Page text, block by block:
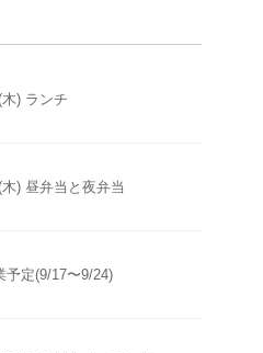
) ランチ
) 昼弁当と夜弁当
予定(9/17〜9/24)